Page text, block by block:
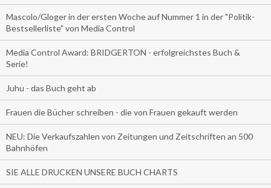
Mascolo/Gloger in der ersten Woche auf Nummer 1 in der "Politik-
Bestsellerliste" von Media Control
Media Control Award: BRIDGERTON - erfolgreichstes Buch &
Serie!
Juhu - das Buch geht ab
Frauen die Bücher schreiben - die von Frauen gekauft werden
NEU: Die Verkaufszahlen von Zeitungen und Zeitschriften an 500
Bahnhöfen
SIE ALLE DRUCKEN UNSERE BUCH CHARTS